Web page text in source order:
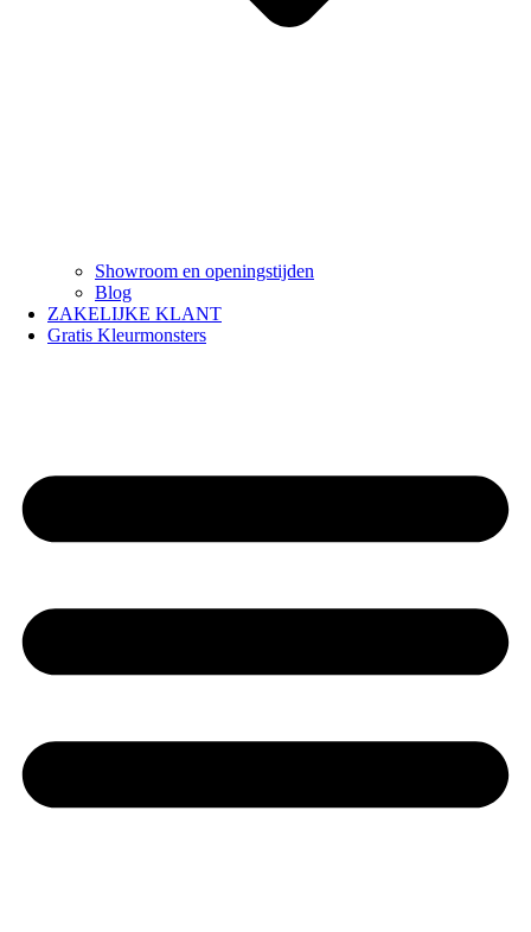
Showroom en openingstijden
Blog
ZAKELIJKE KLANT
Gratis Kleurmonsters